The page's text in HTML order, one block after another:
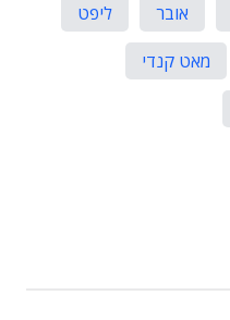
אובר
ליפט
מאט קנדי